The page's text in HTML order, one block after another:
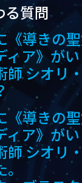
質問
《導きの
ィア》が
師 シオ
《導きの
ィア》がい
師 シオ